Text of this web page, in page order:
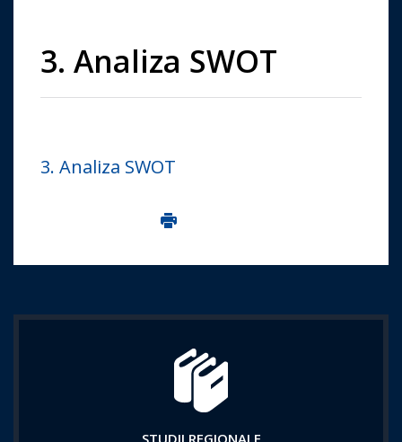
3. Analiza SWOT
3. Analiza SWOT
Imprima aceasta pagina